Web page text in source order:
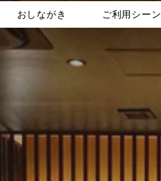
おしながき ご利用シーン